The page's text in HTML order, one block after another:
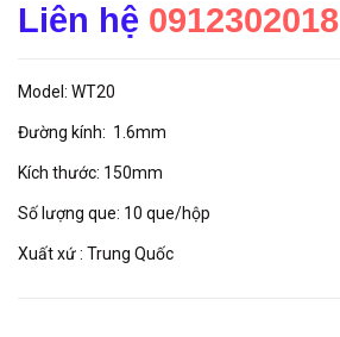
Liên hệ 0912302018
Model: WT20
Đường kính: 1.6mm
Kích thước: 150mm
Số lượng que: 10 que/hộp
Xuất xứ : Trung Quốc